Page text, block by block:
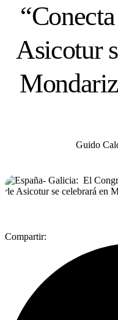
Asicotur
Guido
Compartir: